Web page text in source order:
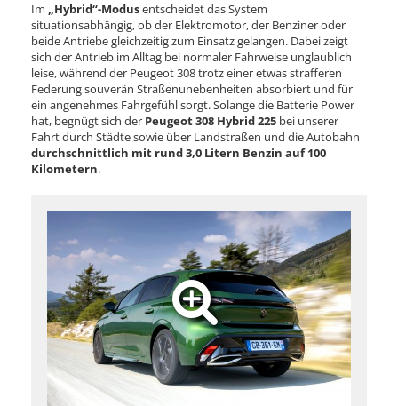
Im „Hybrid“-Modusentscheidet das System
situationsabhängig, ob der Elektromotor, der Benziner oder
beide Antriebe gleichzeitig zum Einsatz gelangen. Dabei zeigt
sich der Antrieb im Alltag bei normaler Fahrweise unglaublich
leise, während der Peugeot 308 trotz einer etwas strafferen
Federung souverän Straßenunebenheiten absorbiert und für
ein angenehmes Fahrgefühl sorgt. Solange die Batterie Power
hat, begnügt sich der Peugeot 308 Hybrid 225 bei unserer
Fahrt durch Städte sowie über Landstraßen und die Autobahn
durchschnittlich mit rund 3,0 Litern Benzin auf 100
Kilometern.